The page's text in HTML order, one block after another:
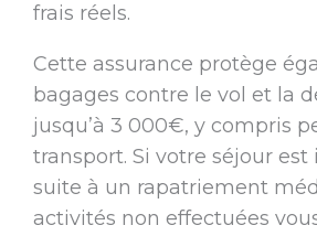
frais réels.
Cette assurance protège
bagages contre le vol et la
jusqu’à 3 000€, y compris
transport. Si votre séjour
suite à un rapatriement
activités non effectuées